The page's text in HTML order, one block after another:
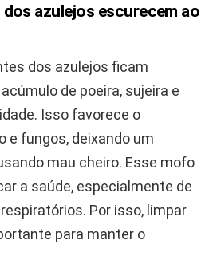
azulejos escurecem ao
dos azulejos ficam
de poeira, sujeira e
Isso favorece o
e fungos, deixando um
mau cheiro. Esse mofo
a saúde, especialmente de
Por isso, limpar
para manter o